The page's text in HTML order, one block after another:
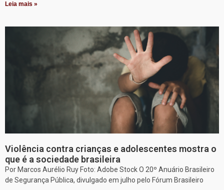
Leia mais »
Violência contra crianças e adolescentes mostra o
que é a sociedade brasileira
Por Marcos Aurélio Ruy Foto: Adobe Stock O 20º Anuário Brasileiro
de Segurança Pública, divulgado em julho pelo Fórum Brasileiro